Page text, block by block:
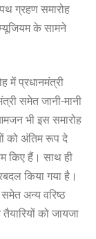
ग्रहण समारोह
के सामने
में प्रधानमंत्री
समेत जानी-मानी
भी इस समारोह
को अंतिम रूप दे
किए हैं। साथ ही
किया गया है।
अन्य वरिष्ठ
को जायजा